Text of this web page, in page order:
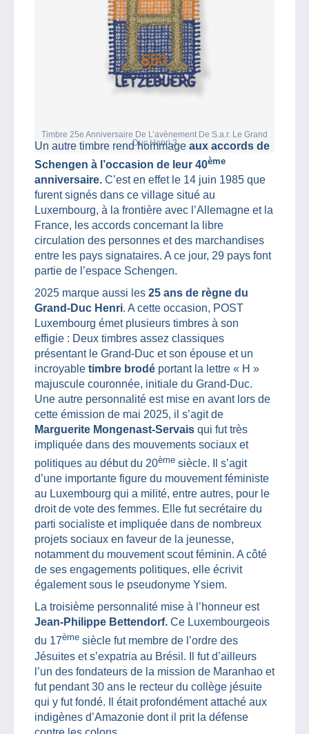
Timbre 25e Anniversaire De L’avènement De S.a.r. Le Grand
Duc Henri 3
Un autre timbre rend hommage aux accords de
Schengen à l’occasion de leur 40ème
anniversaire. C’est en effet le 14 juin 1985 que
furent signés dans ce village situé au
Luxembourg, à la frontière avec l’Allemagne et la
France, les accords concernant la libre
circulation des personnes et des marchandises
entre les pays signataires. A ce jour, 29 pays font
partie de l’espace Schengen.
2025 marque aussi les 25 ans de règne du
Grand-Duc Henri. A cette occasion, POST
Luxembourg émet plusieurs timbres à son
effigie : Deux timbres assez classiques
présentant le Grand-Duc et son épouse et un
incroyable timbre brodé portant la lettre « H »
majuscule couronnée, initiale du Grand-Duc.
Une autre personnalité est mise en avant lors de
cette émission de mai 2025, il s’agit de
Marguerite Mongenast-Servais qui fut très
impliquée dans des mouvements sociaux et
politiques au début du 20ème siècle. Il s’agit
d’une importante figure du mouvement féministe
au Luxembourg qui a milité, entre autres, pour le
droit de vote des femmes. Elle fut secrétaire du
parti socialiste et impliquée dans de nombreux
projets sociaux en faveur de la jeunesse,
notamment du mouvement scout féminin. A côté
de ses engagements politiques, elle écrivit
également sous le pseudonyme Ysiem.
La troisième personnalité mise à l’honneur est
Jean-Philippe Bettendorf. Ce Luxembourgeois
du 17ème siècle fut membre de l’ordre des
Jésuites et s’expatria au Brésil. Il fut d’ailleurs
l’un des fondateurs de la mission de Maranhao et
fut pendant 30 ans le recteur du collège jésuite
qui y fut fondé. Il était profondément attaché aux
indigènes d’Amazonie dont il prit la défense